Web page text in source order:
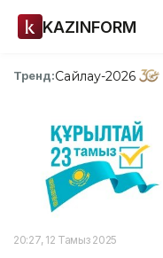
KAZINFORM
Тренд:Сайлау-2026
20:27, 12 Тамыз 2025